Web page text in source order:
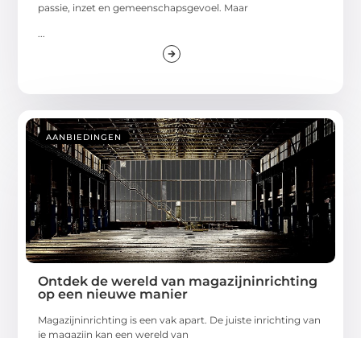
passie, inzet en gemeenschapsgevoel. Maar
...
AANBIEDINGEN
Ontdek de wereld van magazijninrichting
op een nieuwe manier
Magazijninrichting is een vak apart. De juiste inrichting van
je magazijn kan een wereld van